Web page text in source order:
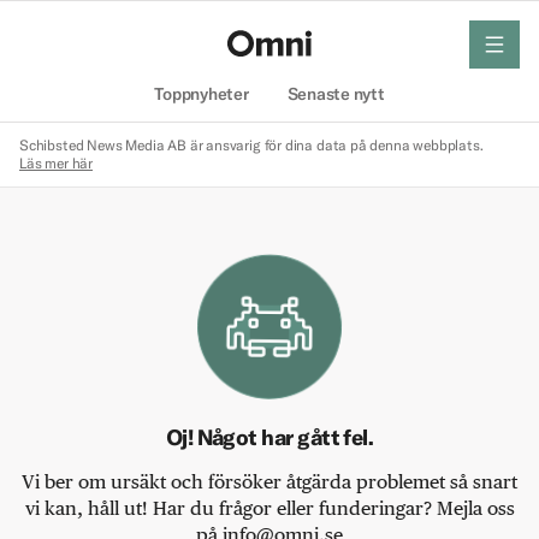
Toppnyheter Senaste nytt
meny
Schibsted News Media AB är ansvarig för dina data på denna webbplats.
Läs mer här
Oj! Något har gått fel.
Vi ber om ursäkt och försöker åtgärda problemet så snart
vi kan, håll ut! Har du frågor eller funderingar? Mejla oss